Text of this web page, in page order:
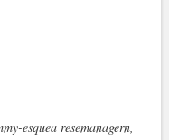
esquea resemanagern,